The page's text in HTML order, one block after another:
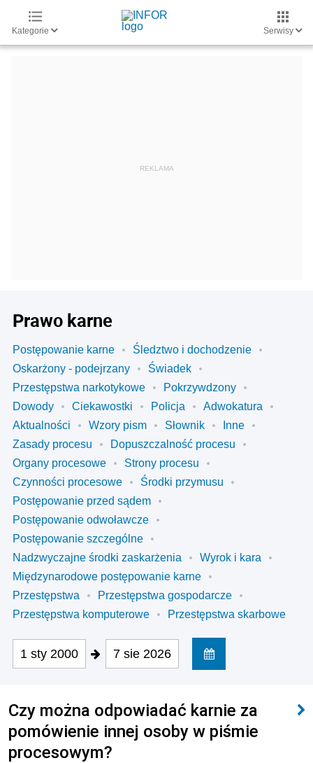
Kategorie Serwisy
Prawo karne
Postępowanie karne
Śledztwo i dochodzenie
Oskarżony - podejrzany
Świadek
Przestępstwa narkotykowe
Pokrzywdzony
Dowody
Ciekawostki Policja
Adwokatura
Aktualności
Wzory pism Słownik
Inne
Zasady procesu
Dopuszczalność procesu
Organy procesowe
Strony procesu
Czynności procesowe
Środki przymusu
Postępowanie przed sądem
Postępowanie odwoławcze
Postępowanie szczególne
Nadzwyczajne środki zaskarżenia
Wyrok i kara
Międzynarodowe postępowanie karne
Przestępstwa
Przestępstwa gospodarcze
Przestępstwa komputerowe
Przestępstwa skarbowe
1 sty 2000 7 sie 2026
Czy można odpowiadać karnie za
pomówienie innej osoby w piśmie
procesowym?